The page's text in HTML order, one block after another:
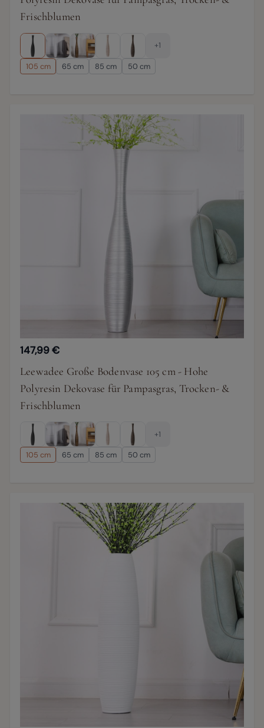
Frischblumen
+1
105 cm 65 cm 85 cm 50 cm
147,99 €
Leewadee Große Bodenvase 105 cm - Hohe
Polyresin Dekovase für Pampasgras, Trocken- &
Frischblumen
+1
105 cm 65 cm 85 cm 50 cm